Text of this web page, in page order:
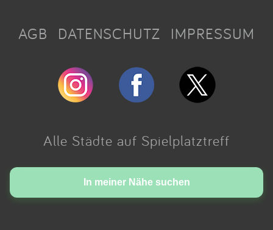
In meiner Nähe suchen
AGB DATENSCHUTZ IMPRESSUM
Alle Städte auf Spielplatztreff
Made with love in Cologne.